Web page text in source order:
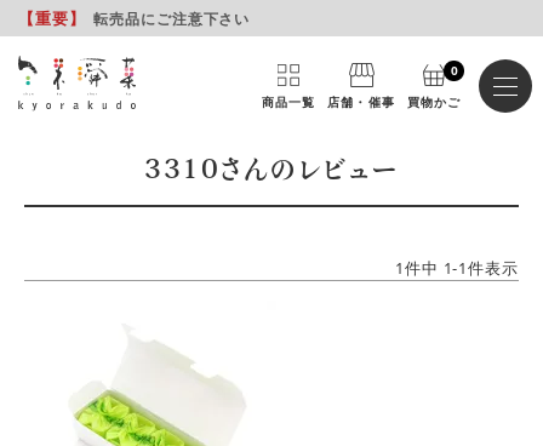
【重要】 転売品にご注意下さい
商品一覧 店舗・催事 買物かご
0
3310さんのレビュー
1件中 1-1件表示